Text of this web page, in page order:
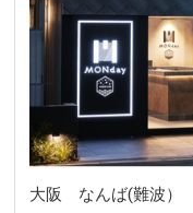
大阪 なんば(難波）